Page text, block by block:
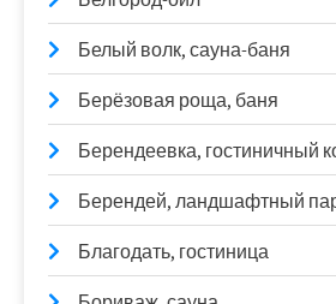
Белый волк, сауна-баня
Берёзовая роща, баня
Берендеевка, гостиничный
Берендей, ландшафтный
Благодать, гостиница